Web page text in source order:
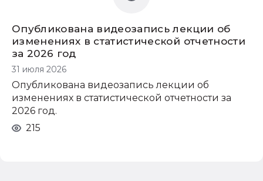
Опубликована видеозапись лекции об
изменениях в статистической отчетности
за 2026 год
31 июля 2026
Опубликована видеозапись лекции об
изменениях в статистической отчетности за
2026 год.
215